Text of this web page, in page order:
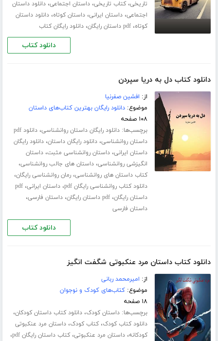
تاریخی،کتاب تاریخی،داستان اجتماعی،دانلود داستان
اجتماعی،داستان ایرانی،داستان کوتاه،دانلود داستان
کوتاه،pdf داستان رایگان ،دانلود رایگان کتاب
دانلود کتاب
دانلود کتاب دل به دریا سپردن
از: افشین صفرنیا
موضوع:دانلود رایگان بهترین کتاب‌های داستان
۱۰۸ صفحه
برچسب‌ها:دانلود رایگان داستان روانشناسی،
دانلود pdf
داستان روانشناسی،دانلود رایگان داستان،دانلود رایگان
داستان ایرانی،داستان روانشناسی مثبت،داستان
انگیزشی روانشناسی،داستان های جالب روانشناسی،
کتاب داستان های روانشناسی،رمان روانشناسی رایگان،
دانلود کتاب روانشناسی رایگان pdf ،داستان ایرانی،pdf
داستان رایگان،pdf داستان رایگان ،داستان فارسی،
داستان فارسی
دانلود کتاب
دانلود کتاب داستان مرد عنکبوتی شگفت انگیز
از: امیرمحمد ربانی
موضوع:کتاب‌های کودک و نوجوان
۱۸ صفحه
برچسب‌ها:داستان کودک،دانلود کتاب داستان کودکان،
دانلود کتاب کودک،کتاب کودک،داستان مرد عنکبوتی
کودکانه،داستان مرد عنکبوتی،کتاب داستان رایگان pdf ،